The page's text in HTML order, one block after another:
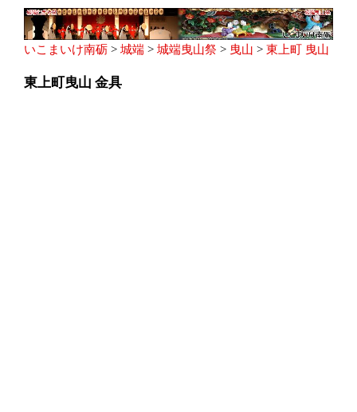
いこまいけ南砺 > 城端 > 城端曳山祭 > 曳山 > 東上町 曳山
東上町曳山 金具